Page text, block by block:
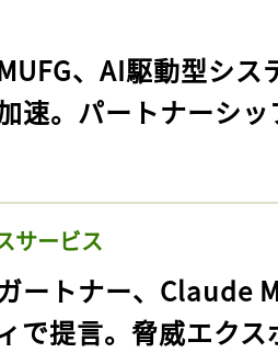
MUFG、AI駆動型シ
速。パートナーシ
サービス
ガートナー、Claude
で提言。脅威エク